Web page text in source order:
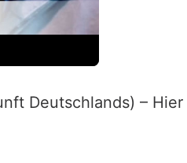
Deutschlands) –